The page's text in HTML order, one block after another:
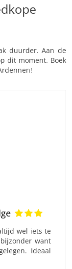
duurder. Aan de
dit moment. Boek
wel iets te
want
Ideaal